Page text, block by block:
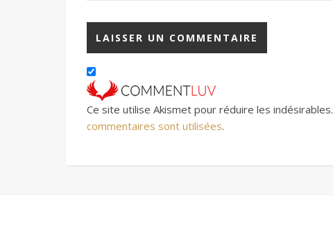
Ce site utilise Akismet pour réduire les indésirables.
commentaires sont utilisées.